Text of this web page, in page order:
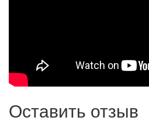
Оставить отзыв